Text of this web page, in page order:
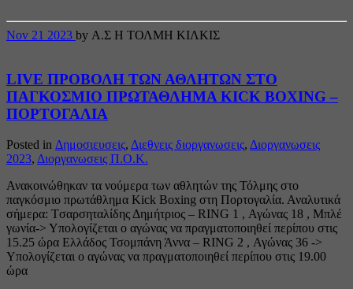
Nov 21 2023 by Α.Σ Η ΤΟΛΜΗ ΚΙΛΚΙΣ
LIVE ΠΡΟΒΟΛΗ ΤΩΝ ΑΘΛΗΤΩΝ ΣΤΟ
ΠΑΓΚΟΣΜΙΟ ΠΡΩΤΑΘΛΗΜΑ KICK BOXING –
ΠΟΡΤΟΓΑΛΙΑ
Posted in Δημοσιευσεις, Διεθνεις διοργανωσεις, Διοργανωσεις
2023, Διοργανωσεις Π.Ο.Κ.
Ανακοινώθηκαν τα νούμερα των αθλητών της Τόλμης στο
παγκόσμιο πρωτάθλημα Kick Boxing στη Πορτογαλία. Αναλυτικά
σήμερα: Tσαρσηταλίδης Δημήτριος – RING 1 , Αγώνας 18 , Μπλέ
γωνία-> Υπολογίζεται ο αγώνας να πραγματοποιηθεί περίπου στις
15.25 ώρα Ελλάδος Τσομπάνη Άννα – RING 2 , Αγώνας 36 ->
Υπολογίζεται ο αγώνας να πραγματοποιηθεί περίπου στις 19.00
ώρα